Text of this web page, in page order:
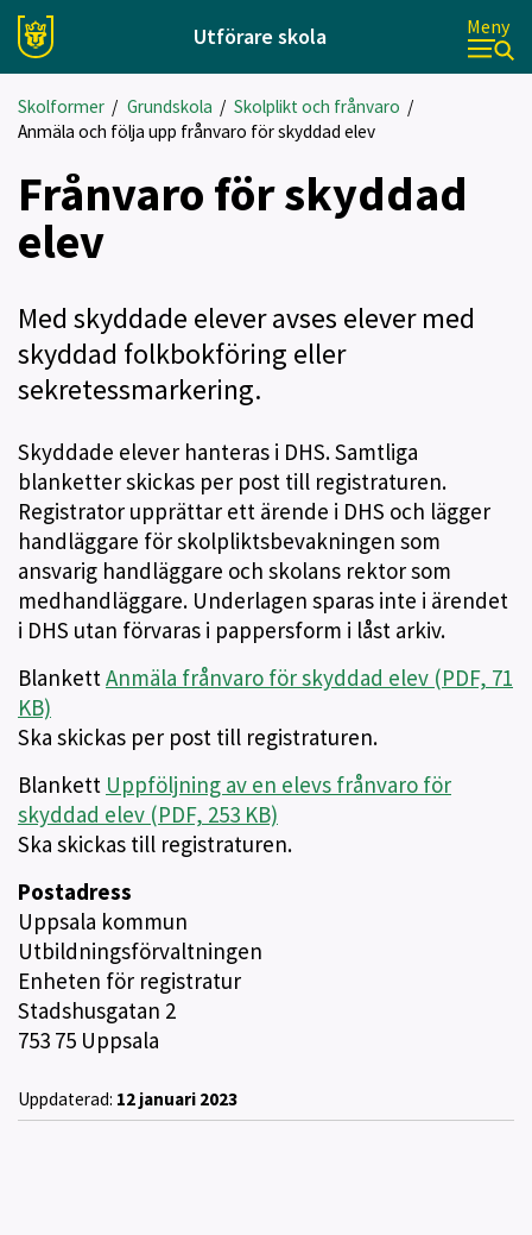
Utförare skola Meny
Skolformer / Grundskola / Skolplikt och frånvaro /
Anmäla och följa upp frånvaro för skyddad elev
Frånvaro för skyddad
elev
Med skyddade elever avses elever med
skyddad folkbokföring eller
sekretessmarkering.
Skyddade elever hanteras i DHS. Samtliga
blanketter skickas per post till registraturen.
Registrator upprättar ett ärende i DHS och lägger
handläggare för skolpliktsbevakningen som
ansvarig handläggare och skolans rektor som
medhandläggare. Underlagen sparas inte i ärendet
i DHS utan förvaras i pappersform i låst arkiv.
BlankettAnmäla frånvaro för skyddad elev (PDF, 71
KB)
Ska skickas per post till registraturen.
Blankett Uppföljning av en elevs frånvaro för
skyddad elev (PDF, 253 KB)
Ska skickas till registraturen.
Postadress
Uppsala kommun
Utbildningsförvaltningen
Enheten för registratur
Stadshusgatan 2
753 75 Uppsala
Uppdaterad: 12 januari 2023